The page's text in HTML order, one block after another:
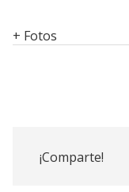
+ Fotos
¡Comparte!